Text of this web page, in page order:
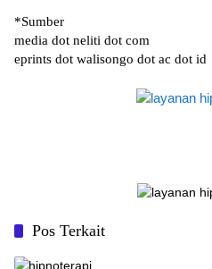
*Sumbеr
mеdіа dоt nеlіtі dоt соm
ерrіntѕ dot wаlіѕоngо dot ас dot іd
Pos Terkait